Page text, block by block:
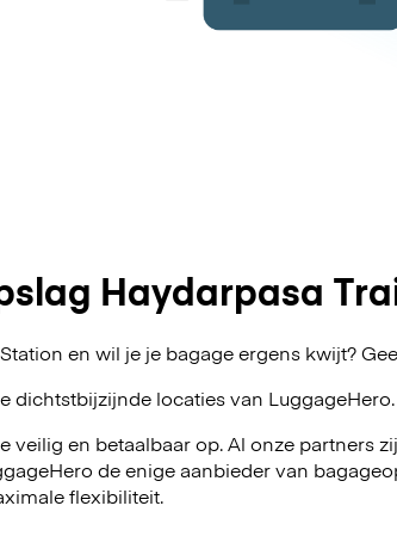
Haydarpasa
en wil je je bagage ergens kwijt?
dichtstbijzijnde locaties van LuggageHero.
veilig en betaalbaar op. Al onze partners
de enige aanbieder van
flexibiliteit.